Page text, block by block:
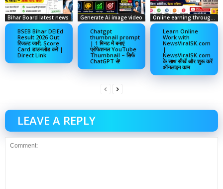
Bihar Board latest news
BSEB Bihar DElEd
Result 2026 Out:
रिजल्ट जारी, Score
Card डाउनलोड करें |
Direct Link
Generate Ai image video
Chatgpt
thumbnail prompt
| 1 मिनट में बनाएं
प्रोफेशनल YouTube
Thumbnail – सिर्फ
ChatGPT से!
Learn Online
Work with
NewsViralSK.com
|
NewsViralSK.com
के साथ सीखें और शुरू करें
ऑनलाइन काम
LEAVE A REPLY